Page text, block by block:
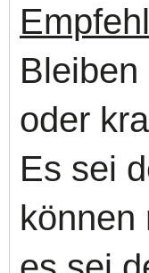
oder
Es sei
können